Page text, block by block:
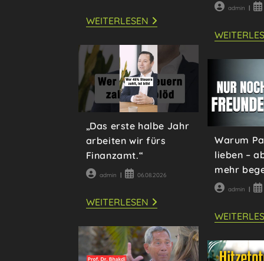
WEITERLESENINVASION
AUS
|
DAS
3.
JAHRTAUSEND #132
Beitrags-
admin
„Das erste halbe Jahr
arbeiten wir fürs
Finanzamt.“
Beitrags-
admin
Beitrag06.08.2026
WEITERLESEN„DAS
ERSTE
JAHR
ARBEITEN
WIR
FÜRS
Warum
lieben –
mehr
Beitrags-
admin